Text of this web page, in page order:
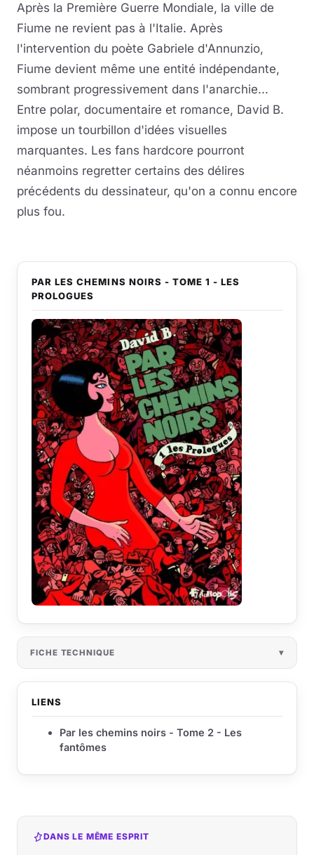
Après la Première Guerre Mondiale, la ville de
Fiume ne revient pas à l'Italie. Après
l'intervention du poète Gabriele d'Annunzio,
Fiume devient même une entité indépendante,
sombrant progressivement dans l'anarchie...
Entre polar, documentaire et romance, David B.
impose un tourbillon d'idées visuelles
marquantes. Les fans hardcore pourront
néanmoins regretter certains des délires
précédents du dessinateur, qu'on a connu encore
plus fou.
PAR LES CHEMINS NOIRS - TOME 1 - LES
PROLOGUES
FICHE TECHNIQUE
LIENS
Par les chemins noirs - Tome 2 - Les
fantômes
DANS LE MÊME ESPRIT